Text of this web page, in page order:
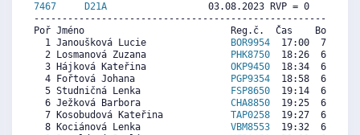
7467
D21A
03.08.2023 RVP = 0     IP
Poř Jméno                          Reg.č.  Čas    Body
  1 Janoušková Lucie
BOR9954
17:00  7212
  2 Losmanová Zuzana
PHK8750
18:26  6668
  3 Hájková Kateřina
OKP9450
18:34  6618
  4 Fořtová Johana
PGP9354
18:58  6466
  5 Studničná Lenka
FSP8650
19:14  6365
  6 Ježková Barbora
CHA8850
19:25  6295
  7 Kosobudová Kateřina
TAP0258
19:27  6282
  8 Kociánová Lenka
VBM8553
19:32  6251